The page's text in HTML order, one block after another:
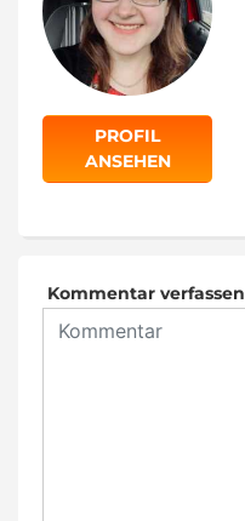
PROFIL
ANSEHEN
Kommentar verfassen